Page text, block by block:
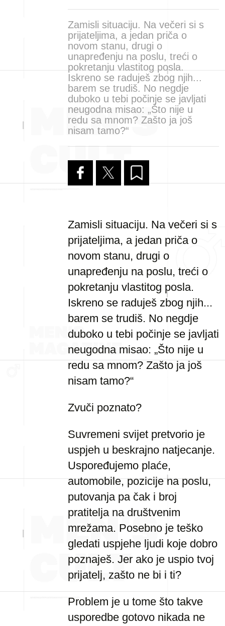
Zamisli situaciju. Na večeri si s
prijateljima, a jedan priča o
novom stanu, drugi o
unapređenju na poslu, treći o
pokretanju vlastitog posla.
Iskreno se raduješ zbog njih...
barem se trudiš. No negdje
duboko u tebi počinje se javljati
neugodna misao: „Što nije u
redu sa mnom? Zašto ja još
nisam tamo?“
Zamisli situaciju. Na večeri si s
prijateljima, a jedan priča o
novom stanu, drugi o
unapređenju na poslu, treći o
pokretanju vlastitog posla.
Iskreno se raduješ zbog njih...
barem se trudiš. No negdje
duboko u tebi počinje se javljati
neugodna misao: „Što nije u
redu sa mnom? Zašto ja još
nisam tamo?“
Zvuči poznato?
Suvremeni svijet pretvorio je
uspjeh u beskrajno natjecanje.
Uspoređujemo plaće,
automobile, pozicije na poslu,
putovanja pa čak i broj
pratitelja na društvenim
mrežama. Posebno je teško
gledati uspjehe ljudi koje dobro
poznaješ. Jer ako je uspio tvoj
prijatelj, zašto ne bi i ti?
Problem je u tome što takve
usporedbe gotovo nikada ne